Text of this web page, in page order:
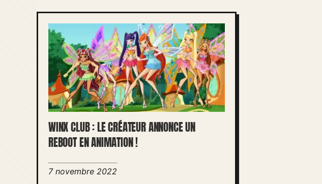
WINX CLUB : LE CRÉATEUR ANNONCE UN
REBOOT EN ANIMATION !
7 novembre 2022